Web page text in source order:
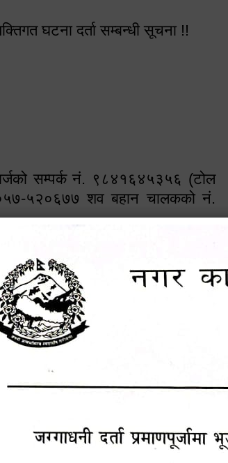
घटना दर्ता सम्बन्धी सूचना !!
सम्पर्क नं. ९८४१६४५३५६ (टोल
५२०६७७ शव बहान चालकको नं.
- 10:50
इन्चार्जको सम्पर्क नं. ९८४१६४५३५६ (टोल फ्रि
५२०६७७ शव बहान चालकको नं. ९८४९५०५६००